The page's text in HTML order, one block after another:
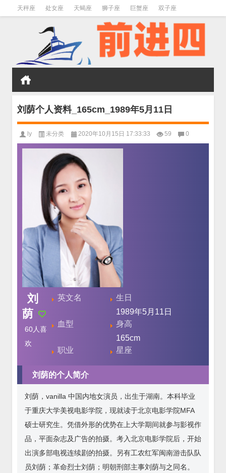
天秤座 处女座 天蝎座 狮子座 巨蟹座 双子座
刘荫个人资料_165cm_1989年5月11日
ly 未分类 2020年10月15日 17:33:33 59 0
刘
荫
60人喜
欢
英文名
生日
1989年5月11日
血型
身高
165cm
职业
星座
刘荫的个人简介
刘荫，vanilla 中国内地女演员，出生于湖南。本科毕业
于重庆大学美视电影学院，现就读于北京电影学院MFA
硕士研究生。凭借外形的优势在上大学期间就参与影视作
品，平面杂志及广告的拍摄。考入北京电影学院后，开始
出演多部电视连续剧的拍摄。另有工农红军闽南游击队队
员刘荫；革命烈士刘荫；明朝刑部主事刘荫与之同名。